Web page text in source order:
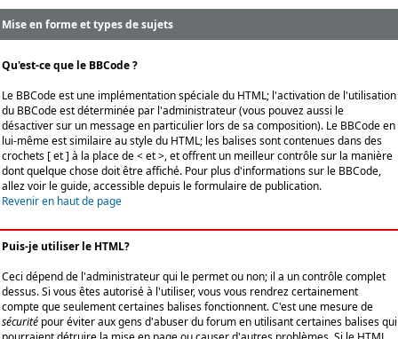
Mise en forme et types de sujets
Qu'est-ce que le BBCode ?
Le BBCode est une implémentation spéciale du HTML; l'activation de l'utilisation
du BBCode est déterminée par l'administrateur (vous pouvez aussi le
désactiver sur un message en particulier lors de sa composition). Le BBCode en
lui-même est similaire au style du HTML; les balises sont contenues dans des
crochets [ et ] à la place de < et >, et offrent un meilleur contrôle sur la manière
dont quelque chose doit être affiché. Pour plus d'informations sur le BBCode,
allez voir le guide, accessible depuis le formulaire de publication.
Revenir en haut de page
Puis-je utiliser le HTML?
Ceci dépend de l'administrateur qui le permet ou non; il a un contrôle complet
dessus. Si vous êtes autorisé à l'utiliser, vous vous rendrez certainement
compte que seulement certaines balises fonctionnent. C'est une mesure de
sécurité pour éviter aux gens d'abuser du forum en utilisant certaines balises qui